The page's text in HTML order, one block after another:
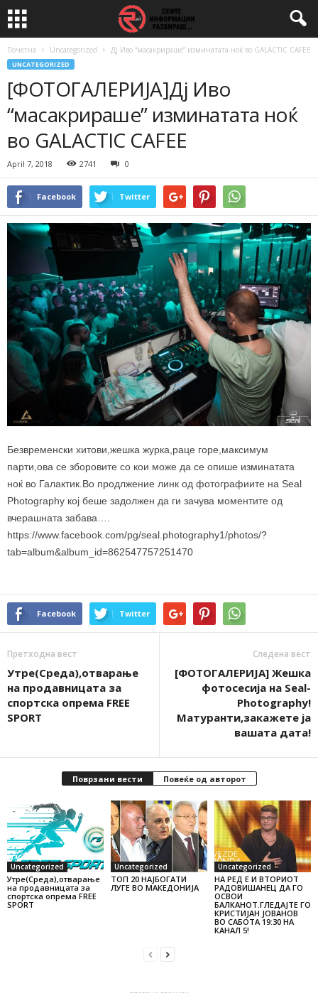
Почетна Uncategorized Дј Иво “масакрираше” изминатата ноќ во GALACTIC CAFEE
UNCATEGORIZED
[ФОТОГАЛЕРИЈА]Дј Иво
“масакрираше” изминатата ноќ
во GALACTIC CAFEE
April 7, 2018 2741 0
Facebook Twitter
Безвременски хитови,жешка журка,раце горе,максимум
парти,ова се зборовите со кои може да се опише изминатата
ноќ во Галактик.Во продлжение линк од фотографиите на Seal
Photography кој беше задолжен да ги зачува моментите од
вчерашната забава….
https://www.facebook.com/pg/seal.photography1/photos/?
tab=album&album_id=862547757251470
Facebook Twitter
Претходна вест
Утре(Среда),отварање
на продавницата за
спортска опрема FREE
SPORT
Следена вест
[ФОТОГАЛЕРИЈA] Жешка
фотосесија на Seal-
Photography!
Матуранти,закажете ја
вашата дата!
Поврзани вести Повеќе од авторот
Uncategorized
Утре(Среда),отварање
на продавницата за
спортска опрема FREE
SPORT
Uncategorized
ТОП 20 НАЈБОГАТИ
ЛУГЕ ВО МАКЕДОНИЈА
Uncategorized
НА РЕД Е И ВТОРИОТ
РАДОВИШАНЕЦ ДА ГО
ОСВОИ
БАЛКАНОТ.ГЛЕДАЈТЕ ГО
КРИСТИЈАН ЈОВАНОВ
ВО САБОТА 19:30 НА
КАНАЛ 5!